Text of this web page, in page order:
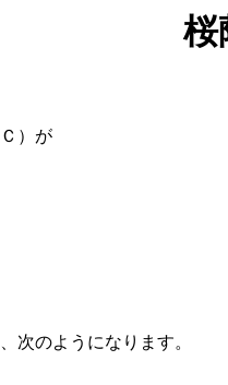
桜
）が
次のようになります。